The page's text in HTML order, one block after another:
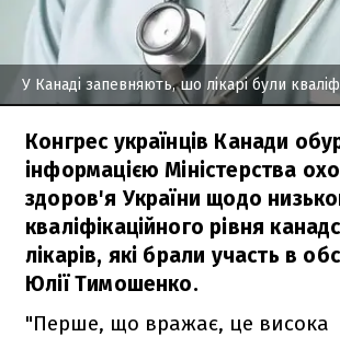
У Канаді запевняють, шо лікарі були
Конгрес українців Канади
інформацією Міністерства
здоров'я України щодо
кваліфікаційного рівня
лікарів, які брали участь в
Юлії Тимошенко.
"Перше, що вражає, це висока